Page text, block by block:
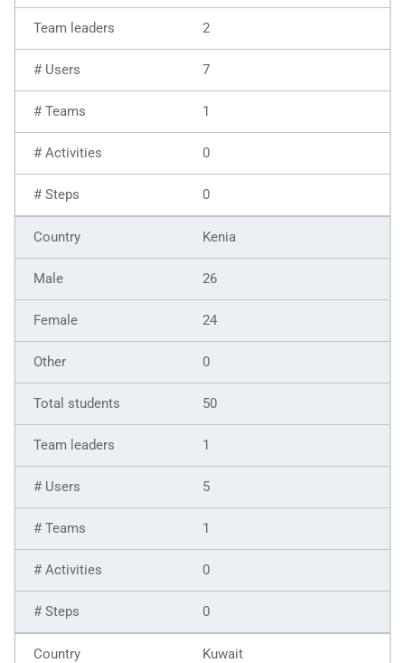
2
7
1
0
0
Kenia
26
24
0
50
1
5
1
0
0
Kuwait